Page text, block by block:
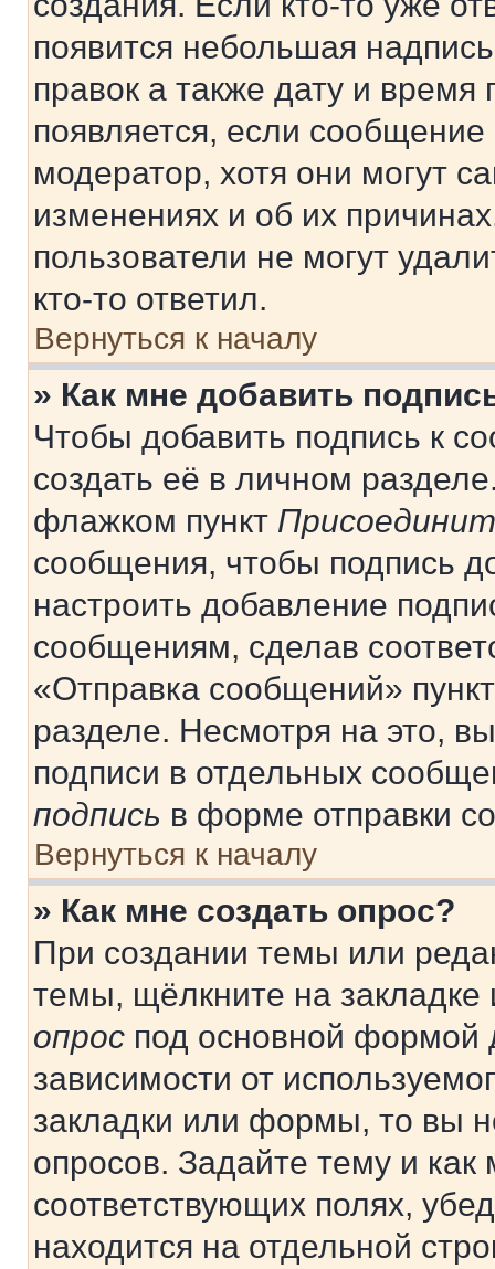
появится небольшая
правок а также дату и
появляется, если
модератор, хотя они могут
изменениях и об их
пользователи не могут
кто-то ответил.
Вернуться к началу
» Как мне добавить
Чтобы добавить подпись к
создать её в личном
флажком пункт
сообщения, чтобы подпись
настроить добавление
сообщениям, сделав
«Отправка сообщений»
разделе. Несмотря на это,
подписи в отдельных
подпись в форме отправки
Вернуться к началу
» Как мне создать опрос?
При создании темы или
темы, щёлкните на
опрос под основной формой
зависимости от
закладки или формы, то вы
опросов. Задайте тему и
соответствующих полях,
находится на отдельной